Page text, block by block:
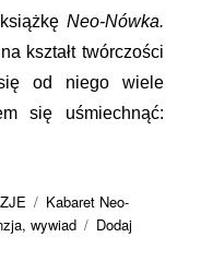
Neo-Nówka.
kształt twórczości
od niego wiele
się uśmiechnąć:
Tagi
Kabaret Neo-
,wywiad
Dodaj